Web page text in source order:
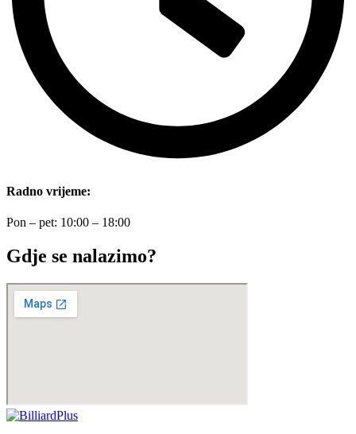
Radno vrijeme:
Pon – pet: 10:00 – 18:00
Gdje se nalazimo?